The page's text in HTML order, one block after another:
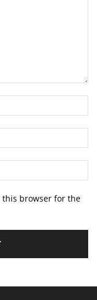
this browser for the